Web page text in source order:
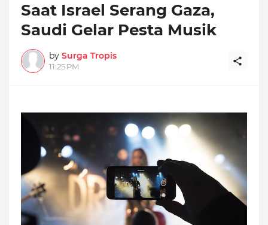
Saat Israel Serang Gaza,
Saudi Gelar Pesta Musik
by Surga Tropis
11:25 PM